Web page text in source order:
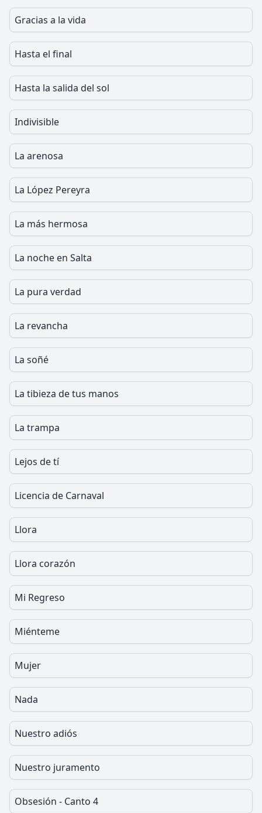
Gracias a la vida
Hasta el final
Hasta la salida del sol
Indivisible
La arenosa
La López Pereyra
La más hermosa
La noche en Salta
La pura verdad
La revancha
La soñé
La tibieza de tus manos
La trampa
Lejos de tí
Licencia de Carnaval
Llora
Llora corazón
Mi Regreso
Miénteme
Mujer
Nada
Nuestro adiós
Nuestro juramento
Obsesión - Canto 4